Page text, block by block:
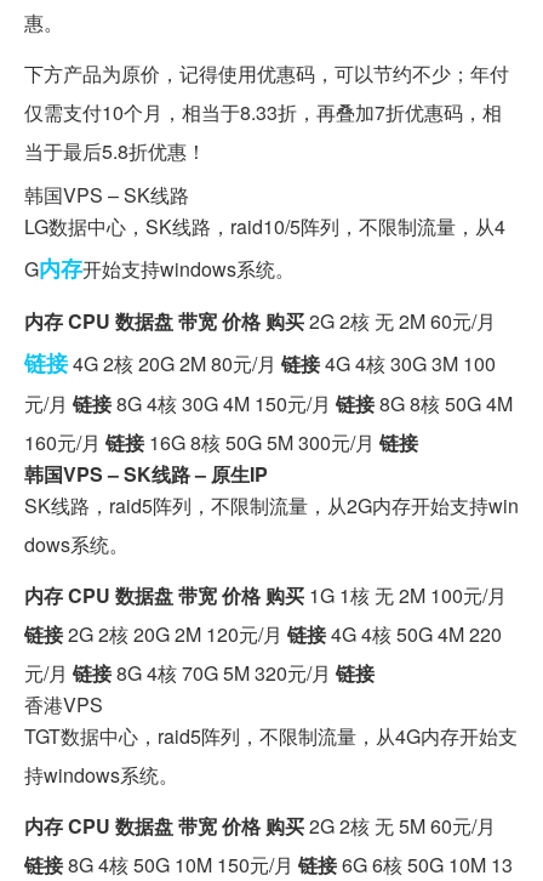
惠。
下方产品为原价，记得使用优惠码，可以节约不少；年付
仅需支付10个月，相当于8.33折，再叠加7折优惠码，相
当于最后5.8折优惠！
韩国VPS – SK线路
LG数据中心，SK线路，raid10/5阵列，不限制流量，从4
G内存开始支持windows系统。
内存CPU 数据盘带宽价格 购买2G 2核 无 2M 60元/月
链接4G 2核 20G 2M 80元/月 链接4G 4核 30G 3M 100
元/月 链接8G 4核 30G 4M 150元/月 链接8G 8核 50G 4M
160元/月 链接16G 8核 50G 5M 300元/月 链接
韩国VPS – SK线路 – 原生IP
SK线路，raid5阵列，不限制流量，从2G内存开始支持win
dows系统。
内存CPU 数据盘带宽价格 购买 1G 1核 无 2M 100元/月
链接2G 2核 20G 2M 120元/月 链接4G 4核 50G 4M 220
元/月 链接8G 4核 70G 5M 320元/月 链接
香港VPS
TGT数据中心，raid5阵列，不限制流量，从4G内存开始支
持windows系统。
内存CPU 数据盘带宽价格 购买2G 2核 无 5M 60元/月
链接8G 4核 50G 10M 150元/月 链接6G 6核 50G 10M 13